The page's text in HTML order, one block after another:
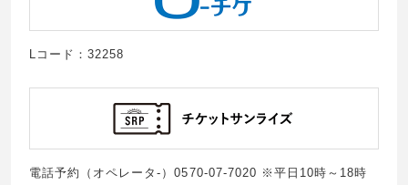
Lコード：32258
電話予約（オペレータ-）0570-07-7020 ※平日10時～18時